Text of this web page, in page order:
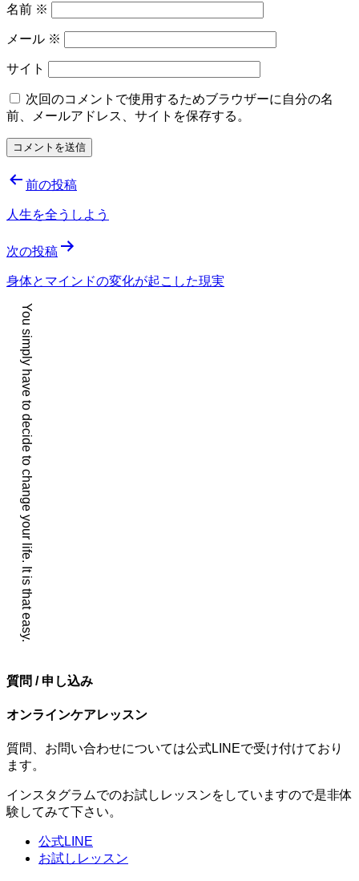
名前 ※
メール ※
サイト
次回のコメントで使用するためブラウザーに自分の名
前、メールアドレス、サイトを保存する。
投
稿
ビ
ゲ
ー
シ
ョ
ン
前の投稿
人生を全うしよう
次の投稿
身体とマインドの変化が起こした現実
You simply have to decide to change your life. It is that easy.
質問 / 申し込み
オンラインケアレッスン
質問、お問い合わせについては公式LINEで受け付けており
ます。
インスタグラムでのお試しレッスンをしていますので是非体
験してみて下さい。
公式LINE
お試しレッスン